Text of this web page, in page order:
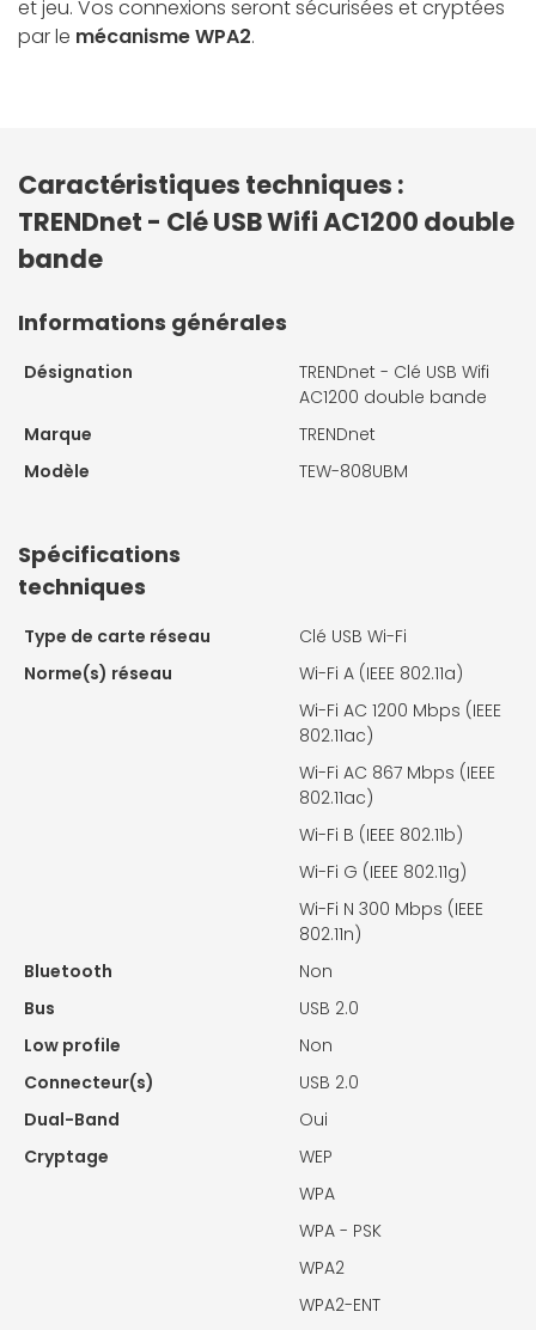
et jeu. Vos connexions seront sécurisées et cryptées
par le mécanisme WPA2.
Caractéristiques techniques :
TRENDnet - Clé USB Wifi AC1200 double
bande
Informations générales
Désignation
TRENDnet - Clé USB Wifi
AC1200 double bande
Marque
TRENDnet
Modèle
TEW-808UBM
Spécifications
techniques
Type de carte réseau
Clé USB Wi-Fi
Norme(s) réseau
Wi-Fi A (IEEE 802.11a)
Wi-Fi AC 1200 Mbps (IEEE
802.11ac)
Wi-Fi AC 867 Mbps (IEEE
802.11ac)
Wi-Fi B (IEEE 802.11b)
Wi-Fi G (IEEE 802.11g)
Wi-Fi N 300 Mbps (IEEE
802.11n)
Bluetooth
Non
Bus
USB 2.0
Low profile
Non
Connecteur(s)
USB 2.0
Dual-Band
Oui
Cryptage
WEP
WPA
WPA - PSK
WPA2
WPA2-ENT